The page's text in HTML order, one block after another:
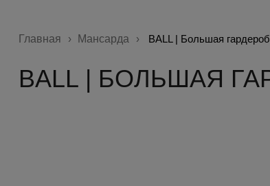
Главная Мансарда BALL | Большая
BALL | БОЛЬШАЯ